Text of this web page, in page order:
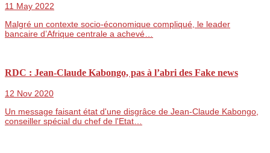
11 May 2022
Malgré un contexte socio-économique compliqué, le leader
bancaire d’Afrique centrale a achevé…
RDC : Jean-Claude Kabongo, pas à l’abri des Fake news
12 Nov 2020
Un message faisant état d'une disgrâce de Jean-Claude Kabongo,
conseiller spécial du chef de l'Etat…